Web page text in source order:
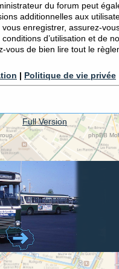
du forum peut
additionnelles aux
enregistrer, assurez-
d’utilisation et de
vous de bien lire tout le
| Politique de vie privée
Full Version
phpBB